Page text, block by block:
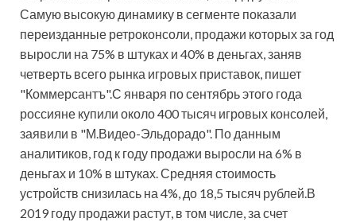
Самую высокую динамику в сегменте показали
переизданные ретроконсоли, продажи которых за год
выросли на 75% в штуках и 40% в деньгах, заняв
четверть всего рынка игровых приставок, пишет
"Коммерсантъ".С января по сентябрь этого года
россияне купили около 400 тысяч игровых консолей,
заявили в "М.Видео-Эльдорадо". По данным
аналитиков, год к году продажи выросли на 6% в
деньгах и 10% в штуках. Средняя стоимость
устройств снизилась на 4%, до 18,5 тысяч рублей.В
2019 году продажи растут, в том числе, за счет